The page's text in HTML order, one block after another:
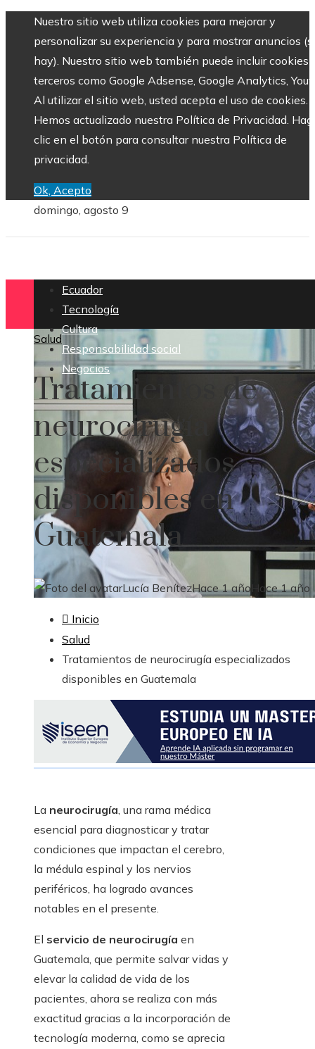
Nuestro sitio web utiliza cookies para mejorar y
personalizar su experiencia y para mostrar anuncios
hay). Nuestro sitio web también puede incluir cookies
terceros como Google Adsense, Google Analytics,
Al utilizar el sitio web, usted acepta el uso de cookies.
Hemos actualizado nuestra Política de Privacidad.
clic en el botón para consultar nuestra Política de
privacidad.
Ok, Acepto
domingo, agosto 9
Ecuador
Tecnología
Cultura
Responsabilidad social
Negocios
Salud
Tratamientos de
neurocirugía
especializados
disponibles en
Guatemala
Lucía BenítezHace 1 año Hace 1 año
Inicio
Salud
Tratamientos de neurocirugía especializados
disponibles en Guatemala
La neurocirugía, una rama médica
esencial para diagnosticar y tratar
condiciones que impactan el cerebro,
la médula espinal y los nervios
periféricos, ha logrado avances
notables en el presente.
El servicio de neurocirugía en
Guatemala, que permite salvar vidas y
elevar la calidad de vida de los
pacientes, ahora se realiza con más
exactitud gracias a la incorporación de
tecnología moderna, como se aprecia